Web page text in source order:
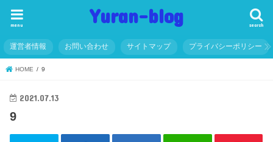
Yuran-blog search
menu
運営者情報 お問い合わせ サイトマップ プライバシーポリシー
HOME 9
2021.07.13
9